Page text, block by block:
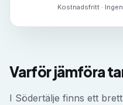
Kostnadsfritt ·
Varför jämföra
I Södertälje finns ett